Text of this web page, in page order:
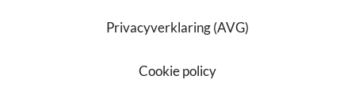
Privacyverklaring (AVG)
Cookie policy